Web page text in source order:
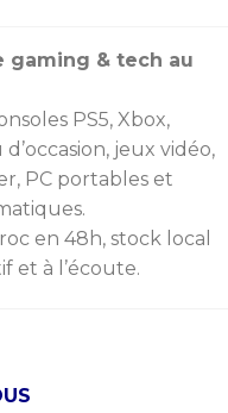
gaming & tech au
PS5, Xbox,
jeux vidéo,
PC portables et
en 48h, stock local
et à l’écoute.